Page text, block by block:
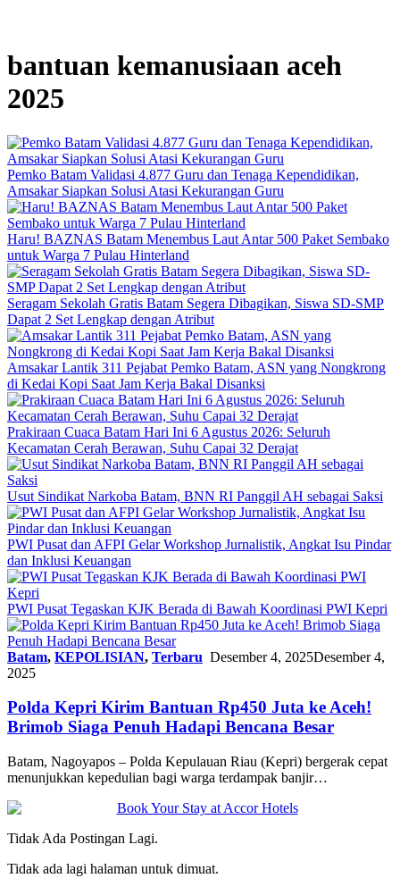
bantuan kemanusiaan aceh
2025
Pemko Batam Validasi 4.877 Guru dan Tenaga Kependidikan,
Amsakar Siapkan Solusi Atasi Kekurangan Guru
Haru! BAZNAS Batam Menembus Laut Antar 500 Paket Sembako
untuk Warga 7 Pulau Hinterland
Seragam Sekolah Gratis Batam Segera Dibagikan, Siswa SD-SMP
Dapat 2 Set Lengkap dengan Atribut
Amsakar Lantik 311 Pejabat Pemko Batam, ASN yang Nongkrong
di Kedai Kopi Saat Jam Kerja Bakal Disanksi
Prakiraan Cuaca Batam Hari Ini 6 Agustus 2026: Seluruh
Kecamatan Cerah Berawan, Suhu Capai 32 Derajat
Usut Sindikat Narkoba Batam, BNN RI Panggil AH sebagai Saksi
PWI Pusat dan AFPI Gelar Workshop Jurnalistik, Angkat Isu Pindar
dan Inklusi Keuangan
PWI Pusat Tegaskan KJK Berada di Bawah Koordinasi PWI Kepri
Batam, KEPOLISIAN, Terbaru Desember 4, 2025Desember 4,
2025
Polda Kepri Kirim Bantuan Rp450 Juta ke Aceh!
Brimob Siaga Penuh Hadapi Bencana Besar
Batam, Nagoyapos – Polda Kepulauan Riau (Kepri) bergerak cepat
menunjukkan kepedulian bagi warga terdampak banjir…
Tidak Ada Postingan Lagi.
Tidak ada lagi halaman untuk dimuat.